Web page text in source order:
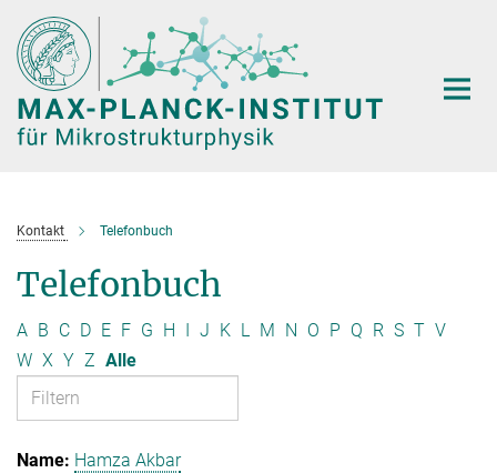
Hauptinhalt
Kontakt Telefonbuch
Telefonbuch
A B C D E F G H I J K L M N O P Q R S T V
W X Y Z Alle
Hamza Akbar